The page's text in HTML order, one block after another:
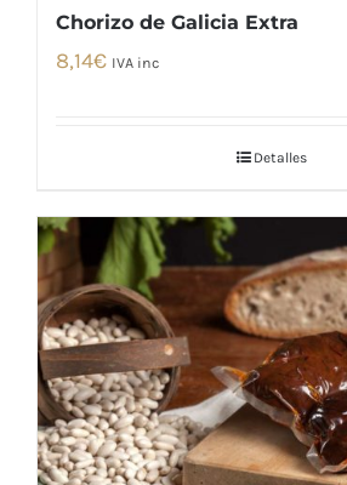
Chorizo de Galicia Extra
8,14€ IVA inc
Detalles